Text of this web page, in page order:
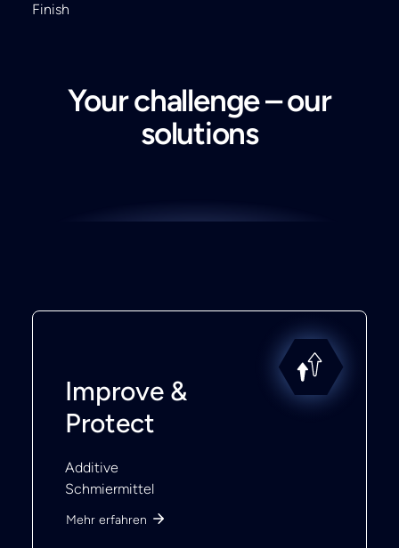
Finish
Your challenge – our
solutions
Improve &
Protect
Additive
Schmiermittel
Mehr erfahren